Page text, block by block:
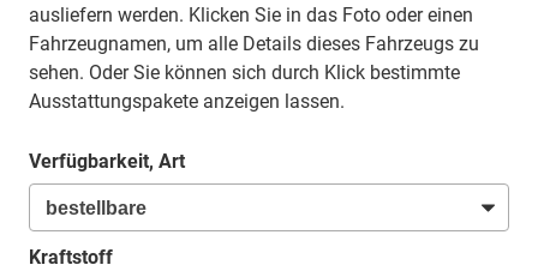
ausliefern werden. Klicken Sie in das Foto oder einen
Fahrzeugnamen, um alle Details dieses Fahrzeugs zu
sehen. Oder Sie können sich durch Klick bestimmte
Ausstattungspakete anzeigen lassen.
Verfügbarkeit, Art
Kraftstoff